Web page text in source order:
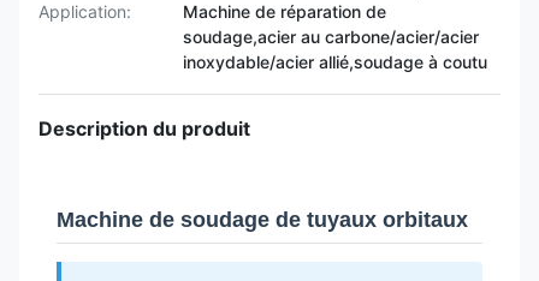
Application:
Machine de réparation de
soudage,acier au carbone/acier/acier
inoxydable/acier allié,soudage à coutu
Description du produit
Machine de soudage de tuyaux orbitaux